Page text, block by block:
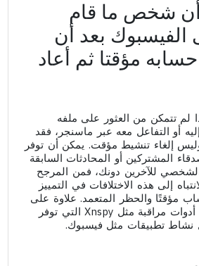
شخص ما قام
بعد أن
مؤقتا ثم أعاد
لم تتمكن من العثور على ملفه
أو التفاعل معه عبر ماسنجر، فقد
إلغاء تنشيط مؤقت. يمكن أن توفر
المشتركين أو المحادثات السابقة
للآخرين دونك، فمن المرجح
إلى هذه الاختلافات في التمييز
مؤقتًا والحظر المتعمد. علاوة على
ذلك، يمكنك استخدام أدوات مراقبة مثل Xnspy التي توفر
تطبيقات مثل فيسبوك.